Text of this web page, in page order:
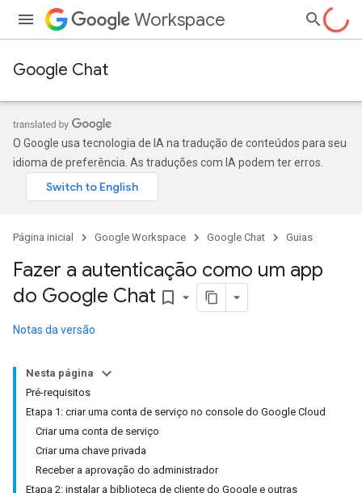
Workspace
Google Chat
O Google usa tecnologia de IA na tradução de conteúdos para seu
idioma de preferência. As traduções com IA podem ter erros.
Página inicial Google Workspace Google Chat Guias
Fazer a autenticação como um app
do Google Chat bookmark_border
Notas da versão
Nesta página
Pré-requisitos
Etapa 1: criar uma conta de serviço no console do Google Cloud
Criar uma conta de serviço
Criar uma chave privada
Receber a aprovação do administrador
Etapa 2: instalar a biblioteca de cliente do Google e outras